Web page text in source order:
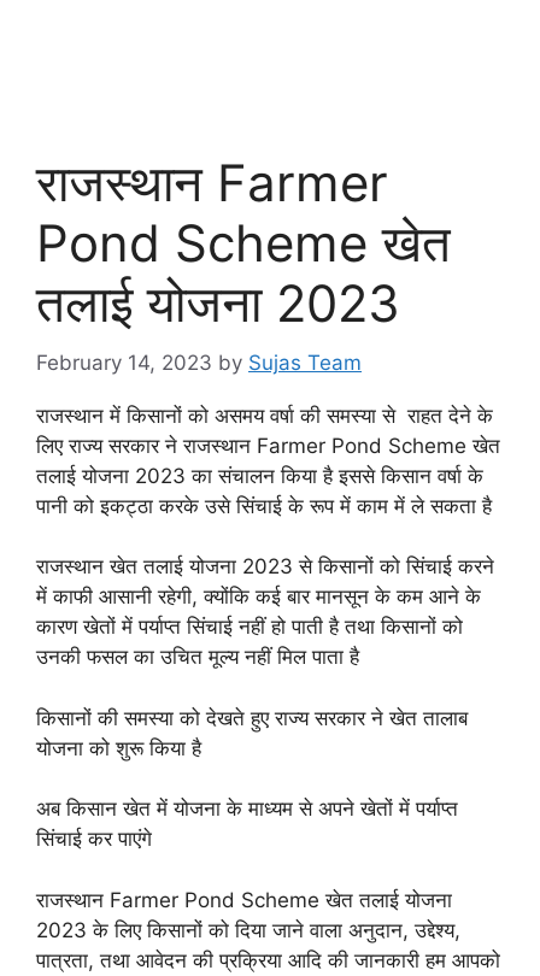
राजस्थान Farmer
Pond Scheme खेत
तलाई योजना 2023
February 14, 2023 by Sujas Team
राजस्थान में किसानों को असमय वर्षा की समस्या से राहत देने के
लिए राज्य सरकार ने राजस्थान Farmer Pond Scheme खेत
तलाई योजना 2023 का संचालन किया है इससे किसान वर्षा के
पानी को इकट्ठा करके उसे सिंचाई के रूप में काम में ले सकता है
राजस्थान खेत तलाई योजना 2023 से किसानों को सिंचाई करने
में काफी आसानी रहेगी, क्योंकि कई बार मानसून के कम आने के
कारण खेतों में पर्याप्त सिंचाई नहीं हो पाती है तथा किसानों को
उनकी फसल का उचित मूल्य नहीं मिल पाता है
किसानों की समस्या को देखते हुए राज्य सरकार ने खेत तालाब
योजना को शुरू किया है
अब किसान खेत में योजना के माध्यम से अपने खेतों में पर्याप्त
सिंचाई कर पाएंगे
राजस्थान Farmer Pond Scheme खेत तलाई योजना
2023 के लिए किसानों को दिया जाने वाला अनुदान, उद्देश्य,
पात्रता, तथा आवेदन की प्रक्रिया आदि की जानकारी हम आपको